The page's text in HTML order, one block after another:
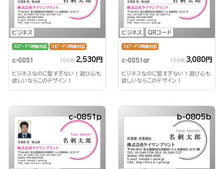
ビジネス
スピード1時間対応 スピード3時間対応
c-0851 100枚 2,530円
ビジネスなのに堅すぎない！遊び心も
欲しいならこのデザイン！
ビジネス QRコード
スピード3時間対応
c-0851qr 100枚 3,080円
ビジネスなのに堅すぎない！遊び心も
欲しいならこのデザイン！
c-0851p b-0805b